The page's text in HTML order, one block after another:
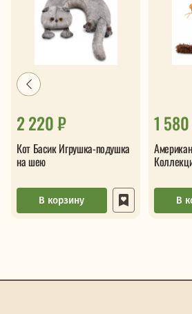
2 220 ₽
Кот Басик Игрушка-подушка
на шею
В корзину
1
В